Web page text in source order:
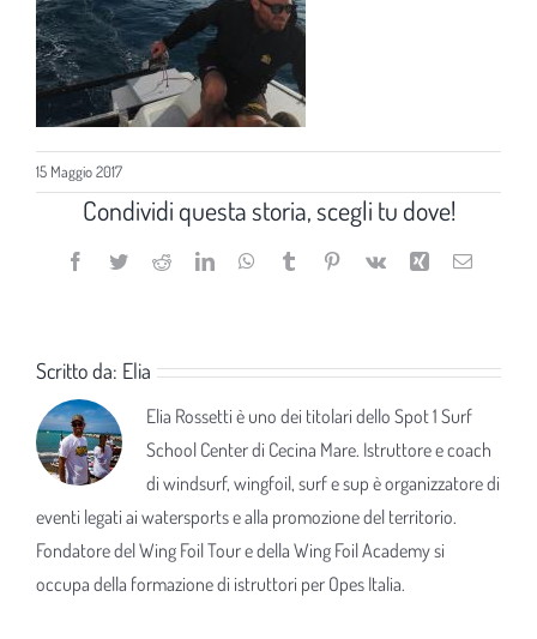
15 Maggio 2017
Condividi questa storia, scegli tu dove!
Facebook
TwitterRedditLinkedInWhatsApp
TumblrPinterest
Vk Xing Email
Scritto da: Elia
Elia Rossetti è uno dei titolari dello Spot 1 Surf
School Center di Cecina Mare. Istruttore e coach
di windsurf, wingfoil, surf e sup è organizzatore di
eventi legati ai watersports e alla promozione del territorio.
Fondatore del Wing Foil Tour e della Wing Foil Academy si
occupa della formazione di istruttori per Opes Italia.